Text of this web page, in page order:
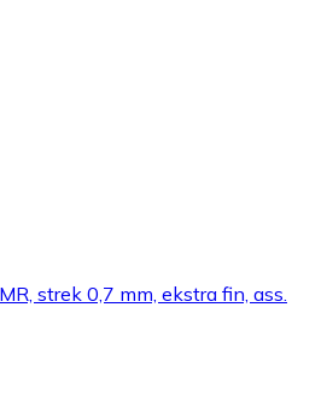
strek 0,7 mm, ekstra fin, ass.